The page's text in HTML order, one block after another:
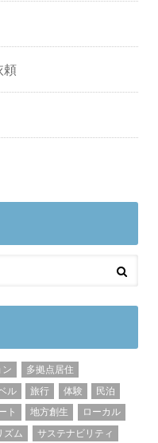
頼
多拠点居住
ル 旅行 体験
民泊
ト 地方創生
ローカル
ズム サステナビリティ